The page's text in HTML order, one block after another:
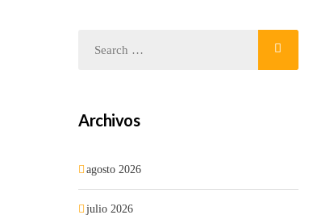
Archivos
agosto 2026
julio 2026